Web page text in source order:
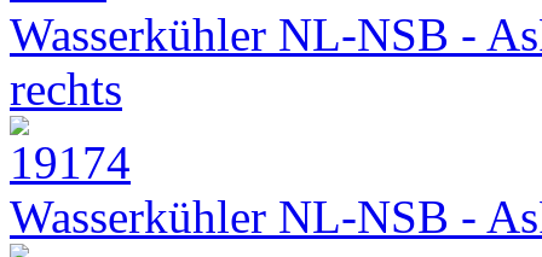
Wasserkühler NL-NSB -
rechts
Wasserkühler NL-NSB -